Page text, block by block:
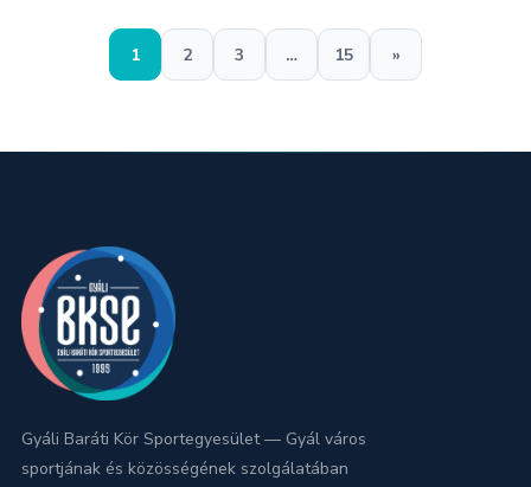
1 2 3 … 15 »
Gyáli Baráti Kör Sportegyesület — Gyál város
sportjának és közösségének szolgálatában